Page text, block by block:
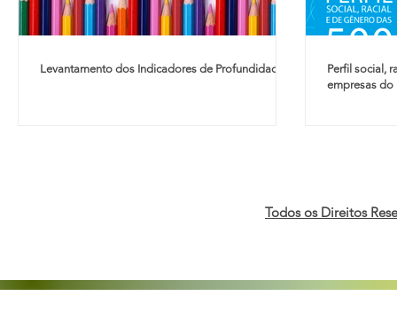
Levantamento dos Indicadores de Profundidade.
Perfil social,
empresas do
Todos os Direitos